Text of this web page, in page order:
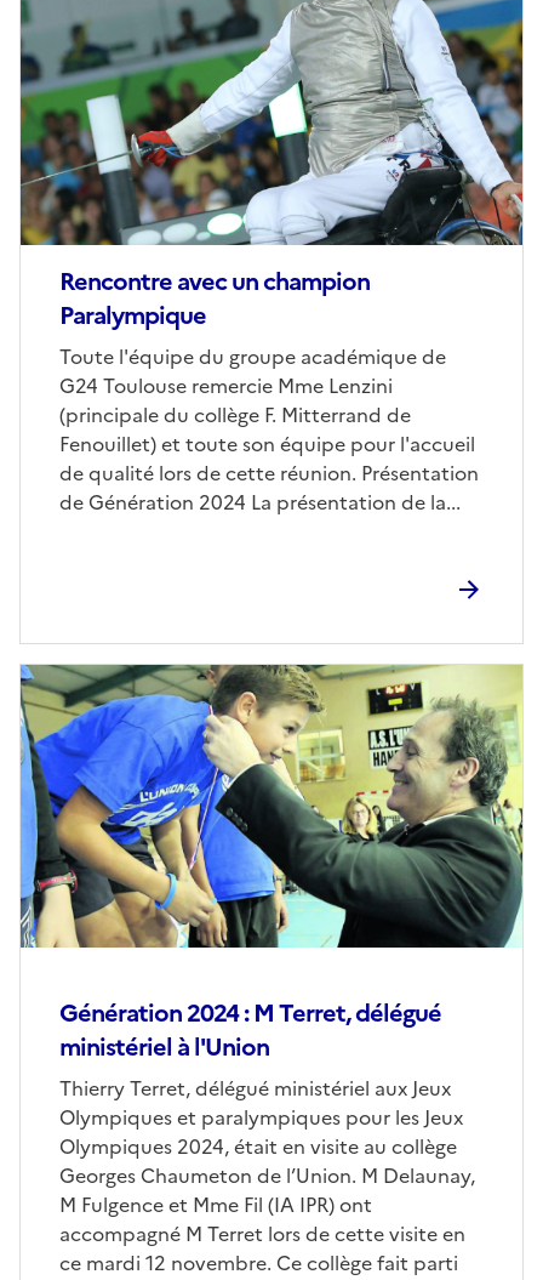
Rencontre avec un champion
Paralympique
Corps
Toute l'équipe du groupe académique de
G24 Toulouse remercie Mme Lenzini
(principale du collège F. Mitterrand de
Fenouillet) et toute son équipe pour l'accueil
de qualité lors de cette réunion. Présentation
de Génération 2024 La présentation de la...
de
couverture
(conseillée)
Génération 2024 : M Terret, délégué
ministériel à l'Union
Thierry Terret, délégué ministériel aux Jeux
Olympiques et paralympiques pour les Jeux
Olympiques 2024, était en visite au collège
Georges Chaumeton de l’Union. M Delaunay,
M Fulgence et Mme Fil (IA IPR) ont
accompagné M Terret lors de cette visite en
ce mardi 12 novembre. Ce collège fait parti